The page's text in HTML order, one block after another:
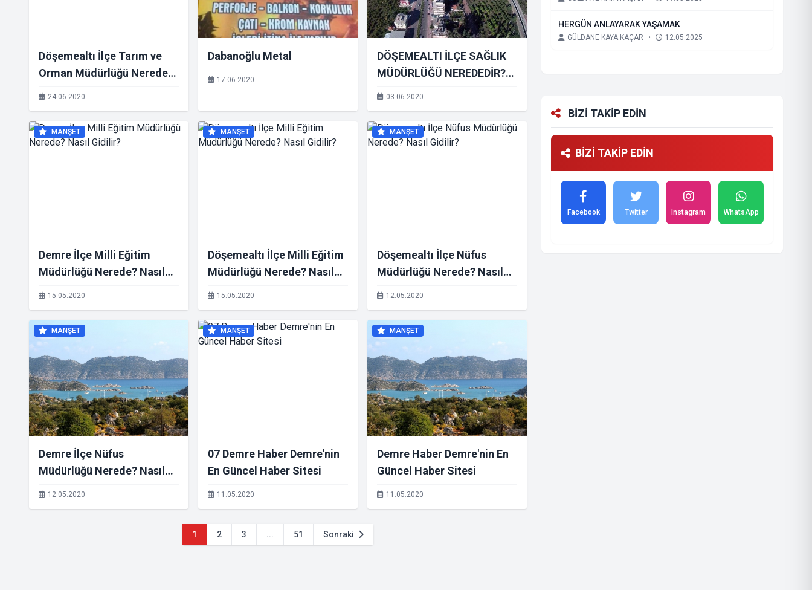
Döşemealtı İlçe Tarım ve
Orman Müdürlüğü Nerede?
Nasıl Gidilir?
24.06.2020
Dabanoğlu Metal
17.06.2020
DÖŞEMEALTI İLÇE SAĞLIK
MÜDÜRLÜĞÜ NEREDEDİR?
NASIL GİDİLİR?
03.06.2020
MANŞET
Demre İlçe Milli Eğitim
Müdürlüğü Nerede? Nasıl
Gidilir?
15.05.2020
MANŞET
Döşemealtı İlçe Milli Eğitim
Müdürlüğü Nerede? Nasıl
Gidilir?
15.05.2020
MANŞET
Döşemealtı İlçe Nüfus
Müdürlüğü Nerede? Nasıl
Gidilir?
12.05.2020
MANŞET
Demre İlçe Nüfus
Müdürlüğü Nerede? Nasıl
Gidilir?
12.05.2020
MANŞET
07 Demre Haber Demre'nin
En Güncel Haber Sitesi
11.05.2020
MANŞET
Demre Haber Demre'nin En
Güncel Haber Sitesi
11.05.2020
1 2 3 ... 51 Sonraki
HERGÜN ANLAYARAK YAŞAMAK
GÜLDANE KAYA KAÇAR • 12.05.2025
BİZİ TAKİP EDİN
BİZİ TAKİP EDİN
Facebook Twitter Instagram WhatsApp